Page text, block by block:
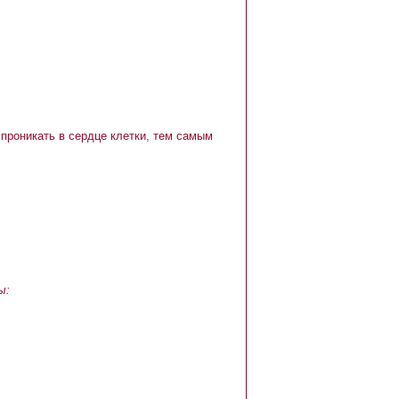
в сердце клетки, тем самым
: